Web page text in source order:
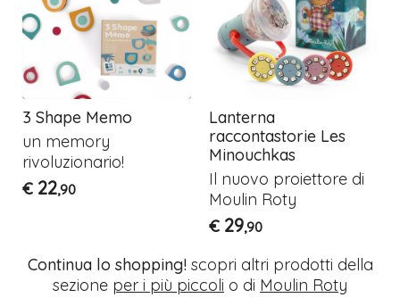
3 Shape Memo
un memory
rivoluzionario!
€ 22,90
Lanterna
raccontastorie Les
Minouchkas
Il nuovo proiettore di
Moulin Roty
€ 29,90
Continua lo shopping!scopri altri prodotti della
sezione per i più piccoli o di Moulin Roty